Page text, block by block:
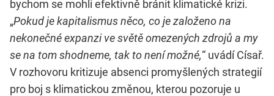
bychom se mohli efektivně bránit klimatické krizi.
„Pokud je kapitalismus něco, co je založeno na
nekonečné expanzi ve světě omezených zdrojů a my
se na tom shodneme, tak to není možné,“ uvádí Císař.
V rozhovoru kritizuje absenci promyšlených strategií
pro boj s klimatickou změnou, kterou pozoruje u